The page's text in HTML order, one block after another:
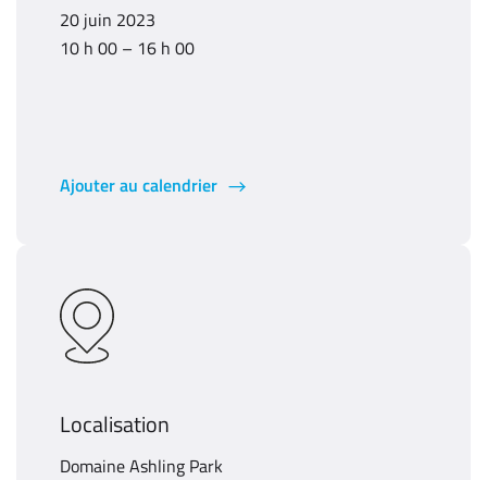
20 juin 2023
10 h 00 – 16 h 00
Ajouter au calendrier
Localisation
Domaine Ashling Park